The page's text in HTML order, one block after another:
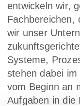
entwickeln wir,
Fachbereichen,
wir unser
Systeme,
stehen dabei
vom Beginn an
Aufgaben in die